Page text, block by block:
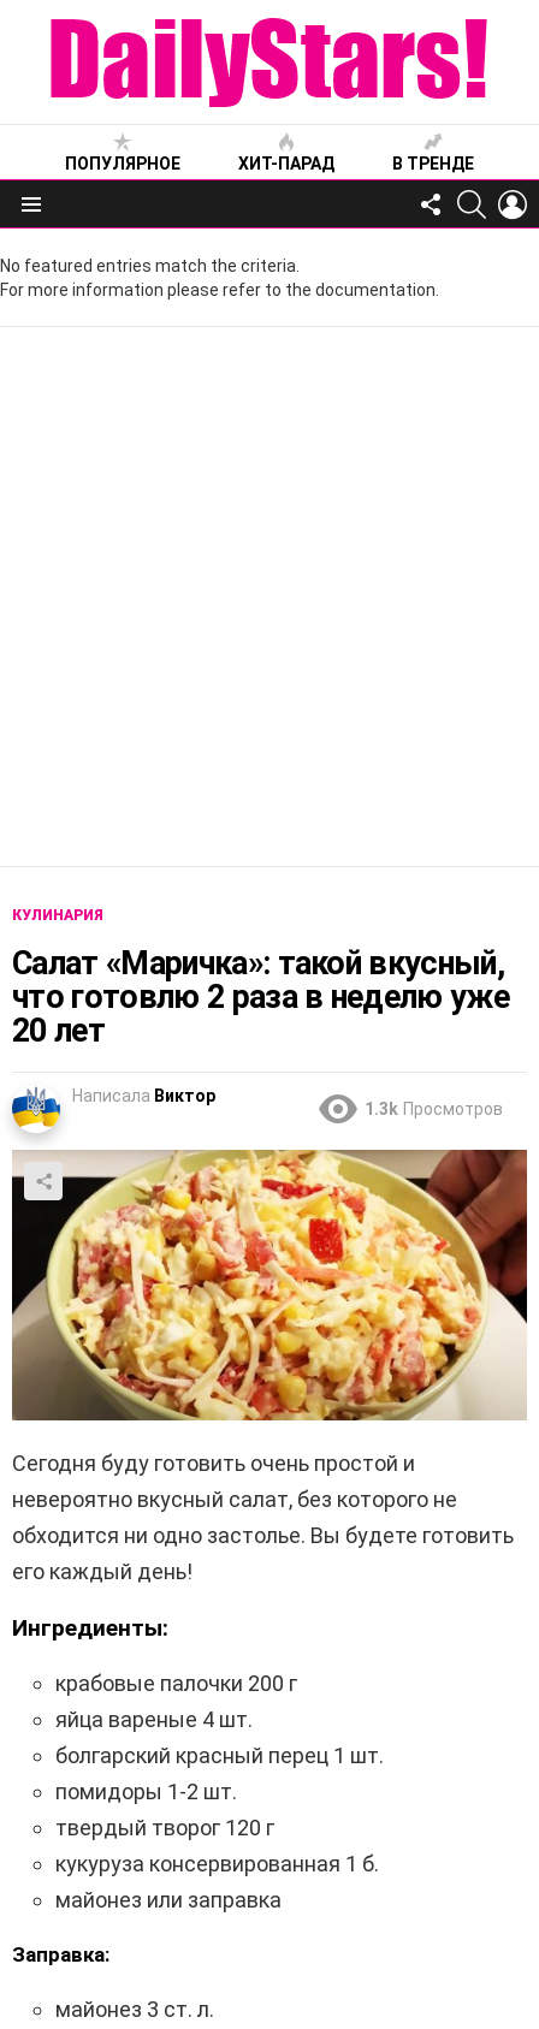
ПОПУЛЯРНОЕ ХИТ-ПАРАД В ТРЕНДЕ
Меню
FOLLOW
US
No featured entries match the criteria.
For more information please refer to the documentation.
КУЛИНАРИЯ
Салат «Маричка»: такой вкусный,
что готовлю 2 раза в неделю уже
20 лет
Написала Виктор
1.3k Просмотров
Сегодня буду готовить очень простой и
невероятно вкусный салат, без которого не
обходится ни одно застолье. Вы будете готовить
его каждый день!
Ингредиенты:
крабовые палочки 200 г
яйца вареные 4 шт.
болгарский красный перец 1 шт.
помидоры 1-2 шт.
твердый творог 120 г
кукуруза консервированная 1 б.
майонез или заправка
Заправка:
майонез 3 ст. л.